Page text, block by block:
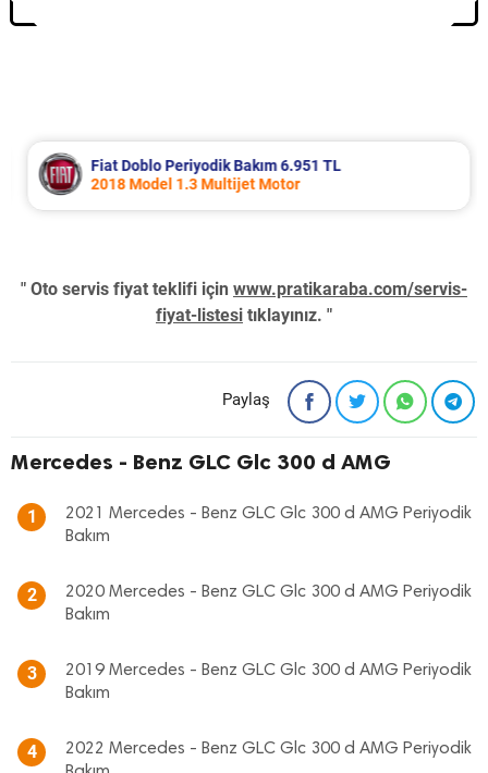
Fiat Doblo Periyodik Bakım 6.951 TL
2018 Model 1.3 Multijet Motor
" Oto servis fiyat teklifi için www.pratikaraba.com/servis-
fiyat-listesi tıklayınız. "
Paylaş
Mercedes - Benz GLC Glc 300 d AMG
1
2021 Mercedes - Benz GLC Glc 300 d AMG Periyodik
Bakım
2
2020 Mercedes - Benz GLC Glc 300 d AMG Periyodik
Bakım
3
2019 Mercedes - Benz GLC Glc 300 d AMG Periyodik
Bakım
4
2022 Mercedes - Benz GLC Glc 300 d AMG Periyodik